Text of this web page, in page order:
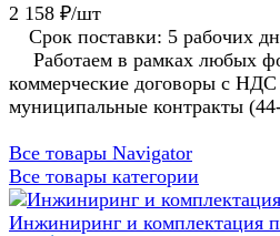
2 158 ₽/шт
Срок поставки: 5 рабочих
Работаем в рамках любых
коммерческие договоры с
муниципальные контракты
Все товары Navigator
Все товары категории
Инжиниринг и комплектация